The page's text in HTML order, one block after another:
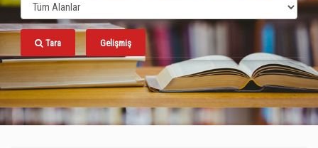
Tara Gelişmiş